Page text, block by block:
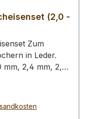
(2,0 -
Zum
in Leder.
mm, 2,4 mm, 2,8
Schlagen
Hammer
eine geeignete